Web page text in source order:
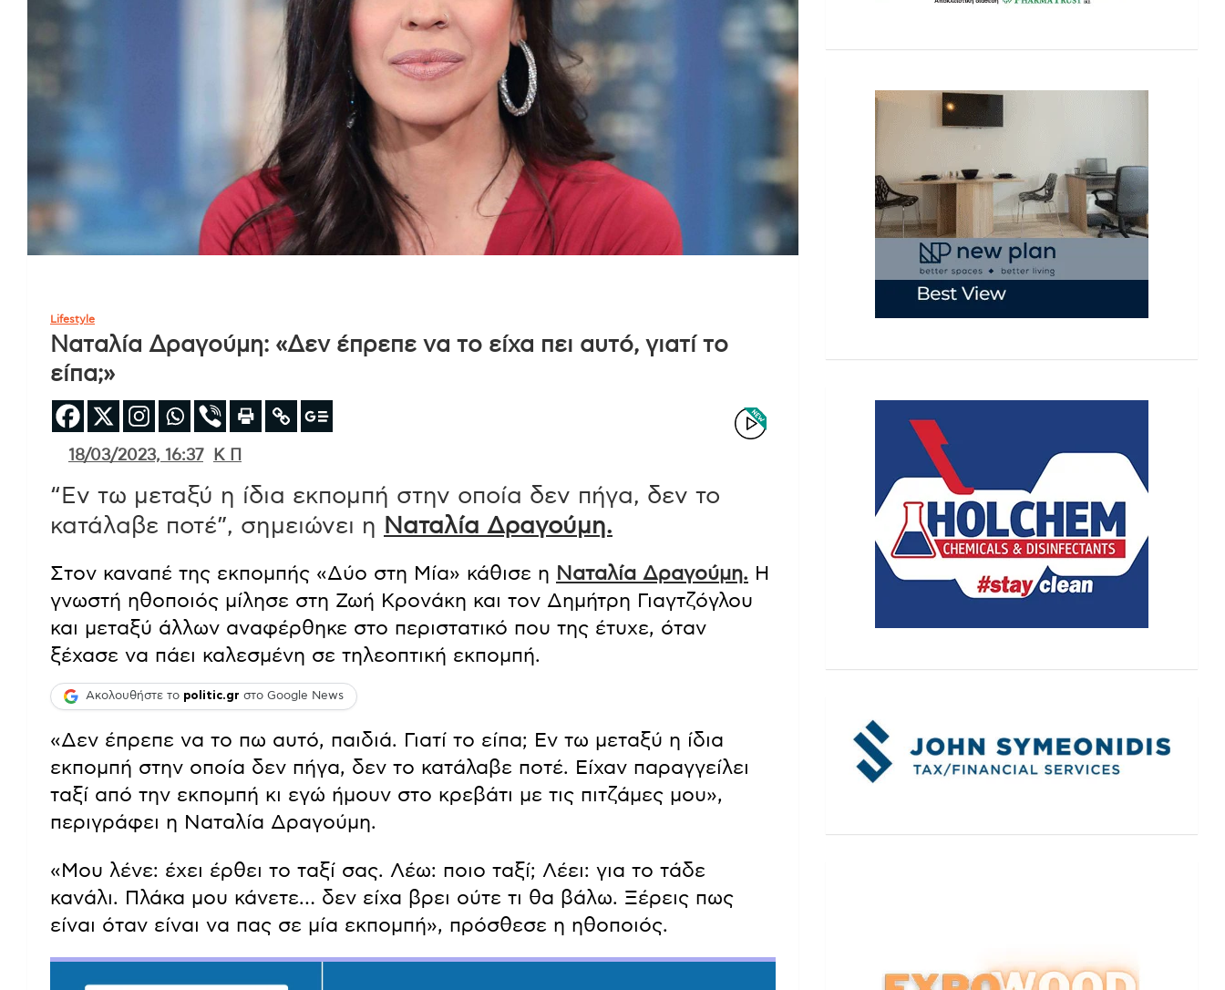
Lifestyle
Ναταλία Δραγούμη: «Δεν έπρεπε να το είχα πει αυτό, γιατί το
είπα;»
18/03/2023, 16:37 Κ Π
“Εν τω μεταξύ η ίδια εκπομπή στην οποία δεν πήγα, δεν το
κατάλαβε ποτέ”, σημειώνει η Ναταλία Δραγούμη.
Στον καναπέ της εκπομπής «Δύο στη Μία» κάθισε η Ναταλία Δραγούμη. Η
γνωστή ηθοποιός μίλησε στη Ζωή Κρονάκη και τον Δημήτρη Γιαγτζόγλου
και μεταξύ άλλων αναφέρθηκε στο περιστατικό που της έτυχε, όταν
ξέχασε να πάει καλεσμένη σε τηλεοπτική εκπομπή.
Ακολουθήστε το politic.gr στο Google News
«Δεν έπρεπε να το πω αυτό, παιδιά. Γιατί το είπα; Εν τω μεταξύ η ίδια
εκπομπή στην οποία δεν πήγα, δεν το κατάλαβε ποτέ. Είχαν παραγγείλει
ταξί από την εκπομπή κι εγώ ήμουν στο κρεβάτι με τις πιτζάμες μου»,
περιγράφει η Ναταλία Δραγούμη.